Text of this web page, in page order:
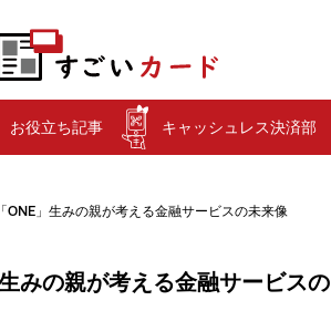
お役立ち記事 キャッシュレス決済部
ONE」生みの親が考える金融サービスの未来像
みの親が考える金融サービスの